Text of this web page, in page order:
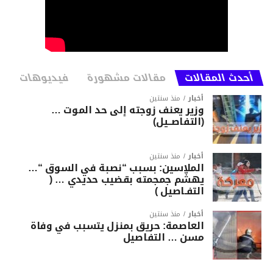
أحدث المقالات مقالات مشهورة فيديوهات
أخبار منذ سنتين
وزير يعنف زوجته إلى حد الموت …
(التفاصــيل)
أخبار منذ سنتين
الملاسين: بسبب “نصبة في السوق “…
يهشّم جمجمته بقضيب حديدي … (
التفـاصيل )
أخبار منذ سنتين
العاصمة: حريق بمنزل يتسبب في وفاة
مسن … التفاصيل